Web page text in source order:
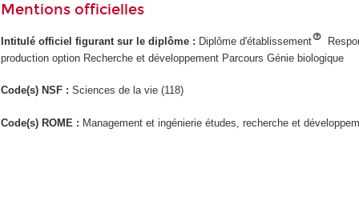
Mentions officielles
Intitulé officiel figurant sur le diplôme : Diplôme d'établissement
production option Recherche et développement Parcours Génie biologique
Code(s) NSF :Sciences de la vie (118)
Code(s) ROME : Management et ingénierie études, recherche et